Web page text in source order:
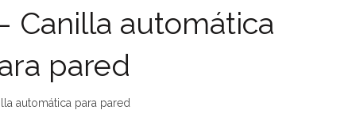
Canilla automática
pared
automática para pared